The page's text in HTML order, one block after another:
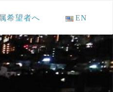
希望者へ EN